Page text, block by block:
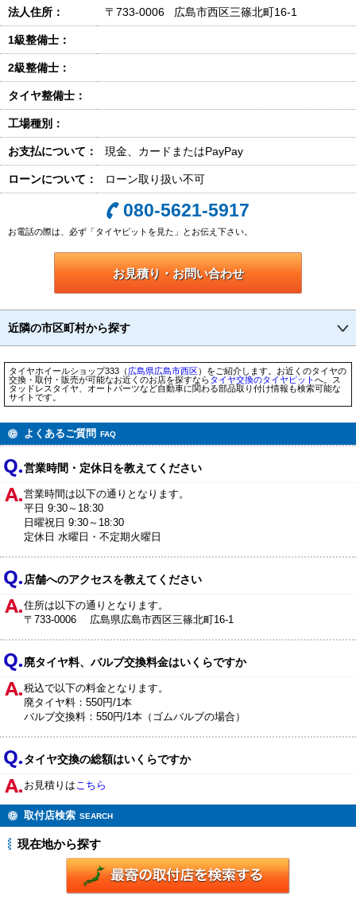
法人住所： 〒733-0006 広島市西区三篠北町16-1
1級整備士：
2級整備士：
タイヤ整備士：
工場種別：
お支払について： 現金、カードまたはPayPay
ローンについて： ローン取り扱い不可
080-5621-5917
お電話の際は、必ず「タイヤピットを見た」とお伝え下さい。
お見積り・お問い合わせ
近隣の市区町村から探す
タイヤホイールショップ333（広島県広島市西区 ）をご紹介します。お近くのタイヤの
交換・取付・販売が可能なお近くのお店を探すならタイヤ交換のタイヤピットへ。ス
タッドレスタイヤ、オートパーツなど自動車に関わる部品取り付け情報も検索可能な
サイトです。
よくあるご質問 FAQ
営業時間・定休日を教えてください
営業時間は以下の通りとなります。
平日 9:30～18:30
日曜祝日 9:30～18:30
定休日 水曜日・不定期火曜日
店舗へのアクセスを教えてください
住所は以下の通りとなります。
〒733-0006 広島県広島市西区三篠北町16-1
廃タイヤ料、バルブ交換料金はいくらですか
税込で以下の料金となります。
廃タイヤ料：550円/1本
バルブ交換料：550円/1本（ゴムバルブの場合）
タイヤ交換の総額はいくらですか
お見積りはこちら
取付店検索 SEARCH
現在地から探す